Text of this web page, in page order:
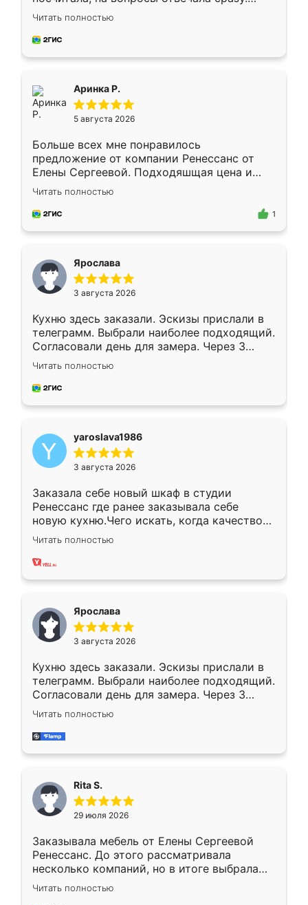
Замерщик приехал в субботу, подошёл к
делу со всей ответственностью. Собрали
за день, ребята работали аккуратно, даже
Читать полностью
Аринка Р.
5 августа 2026
Больше всех мне понравилось
предложение от компании Ренессанс от
Елены Сергеевой. Подходяшщая цена и
короткие сроки изготовления. Приехавший
для замера сотрудник Владислав
предложил по моему эскизу самый
Читать полностью
1
Ярослава
3 августа 2026
Кухню здесь заказали. Эскизы прислали в
телеграмм. Выбрали наиболее подходящий.
Согласовали день для замера. Через 3
недели кухня была уже готова. Остались
довольны работой. Спасибо Ренессанс
мебель за качественную работу!
Читать полностью
yaroslava1986
3 августа 2026
Заказала себе новый шкаф в студии
Ренессанс где ранее заказывала себе
новую кухню.Чего искать, когда качеством
вполне довольна. Служит кухня уже почти
два года, нареканий нет.
Читать полностью
Ярослава
3 августа 2026
Кухню здесь заказали. Эскизы прислали в
телеграмм. Выбрали наиболее подходящий.
Согласовали день для замера. Через 3
недели кухня была уже готова. Остались
довольны работой. Спасибо Ренессанс
мебель за качественную работу!
Читать полностью
Rita S.
29 июля 2026
Заказывала мебель от Елены Сергеевой
Ренессанс. До этого рассматривала
несколько компаний, но в итоге выбрала
эту. Сначала обговорили условия, потом
приехал замерщик, всё спокойно объяснил
Читать полностью